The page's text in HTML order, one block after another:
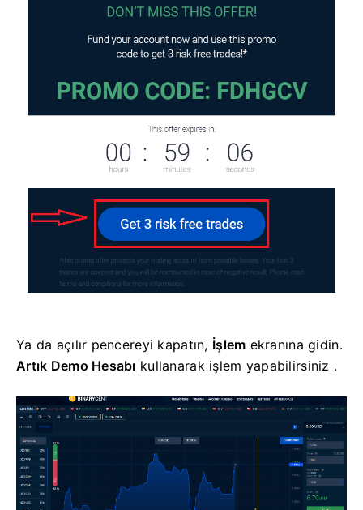
Ya da açılır pencereyi kapatın, İşlem ekranına gidin.
Artık Demo Hesabı kullanarak işlem yapabilirsiniz .